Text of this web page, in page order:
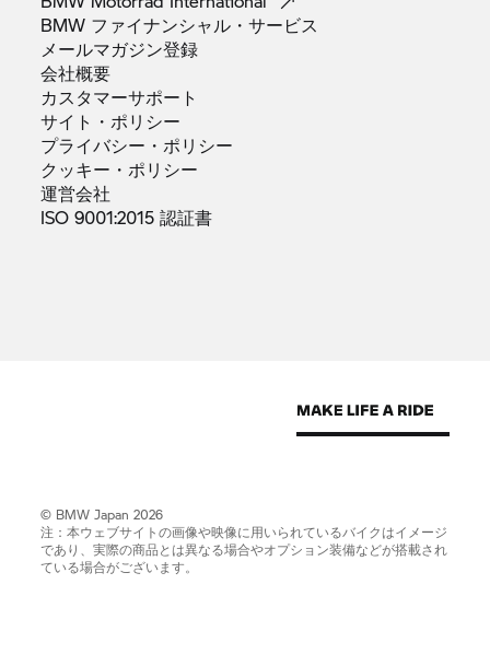
BMW ファイナンシャル・サービス
メールマガジン登録
会社概要
カスタマーサポート
サイト・ポリシー
プライバシー・ポリシー
クッキー・ポリシー
運営会社
ISO 9001:2015認証書
© BMW Japan 2026
注：本ウェブサイトの画像や映像に用いられているバイクはイメージ
であり、実際の商品とは異なる場合やオプション装備などが搭載され
ている場合がございます。